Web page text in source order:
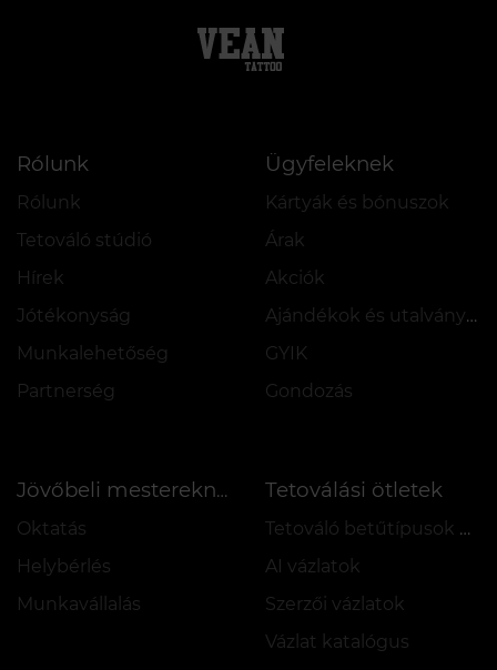
Rólunk
Rólunk
Tetováló stúdió
Hírek
Jótékonyság
Munkalehetőség
Partnerség
Ügyfeleknek
Kártyák és bónuszok
Árak
Akciók
Ajándékok és utalványok
GYIK
Gondozás
Jövőbeli mestereknek
Oktatás
Helybérlés
Munkavállalás
Tetoválási ötletek
Tetováló betűtípusok online
AI vázlatok
Szerzői vázlatok
Vázlat katalógus